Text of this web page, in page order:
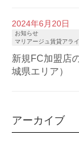
2024年6月20日
お知らせ
マリアージュ賃貸アラ
新規FC加盟店
城県エリア）
アーカイブ